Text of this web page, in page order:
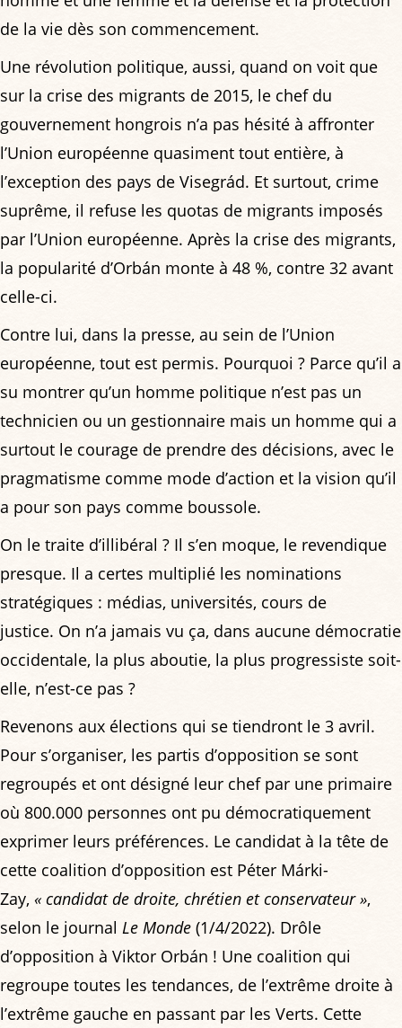
de la vie dès son commencement.
Une révolution politique, aussi, quand on voit que
sur la crise des migrants de 2015, le chef du
gouvernement hongrois n’a pas hésité à affronter
l’Union européenne quasiment tout entière, à
l’exception des pays de Visegrád. Et surtout, crime
suprême, il refuse les quotas de migrants imposés
par l’Union européenne. Après la crise des migrants,
la popularité d’Orbán monte à 48 %, contre 32 avant
celle-ci.
Contre lui, dans la presse, au sein de l’Union
européenne, tout est permis. Pourquoi ? Parce qu’il a
su montrer qu’un homme politique n’est pas un
technicien ou un gestionnaire mais un homme qui a
surtout le courage de prendre des décisions, avec le
pragmatisme comme mode d’action et la vision qu’il
a pour son pays comme boussole.
On le traite d’illibéral ? Il s’en moque, le revendique
presque. Il a certes multiplié les nominations
stratégiques : médias, universités, cours de
justice. On n’a jamais vu ça, dans aucune démocratie
occidentale, la plus aboutie, la plus progressiste soit-
elle, n’est-ce pas ?
Revenons aux élections qui se tiendront le 3 avril.
Pour s’organiser, les partis d’opposition se sont
regroupés et ont désigné leur chef par une primaire
où 800.000 personnes ont pu démocratiquement
exprimer leurs préférences. Le candidat à la tête de
cette coalition d’opposition est Péter Márki-
Zay, « candidat de droite, chrétien et conservateur »,
selon le journal Le Monde (1/4/2022). Drôle
d’opposition à Viktor Orbán ! Une coalition qui
regroupe toutes les tendances, de l’extrême droite à
l’extrême gauche en passant par les Verts. Cette